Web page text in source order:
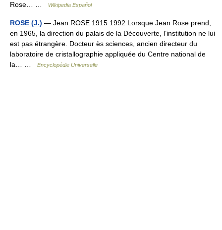
Rose… …
Wikipedia Español
ROSE (J.) — Jean ROSE 1915 1992 Lorsque Jean Rose prend,
en 1965, la direction du palais de la Découverte, l’institution ne lui
est pas étrangère. Docteur ès sciences, ancien directeur du
laboratoire de cristallographie appliquée du Centre national de
la… …
Encyclopédie Universelle